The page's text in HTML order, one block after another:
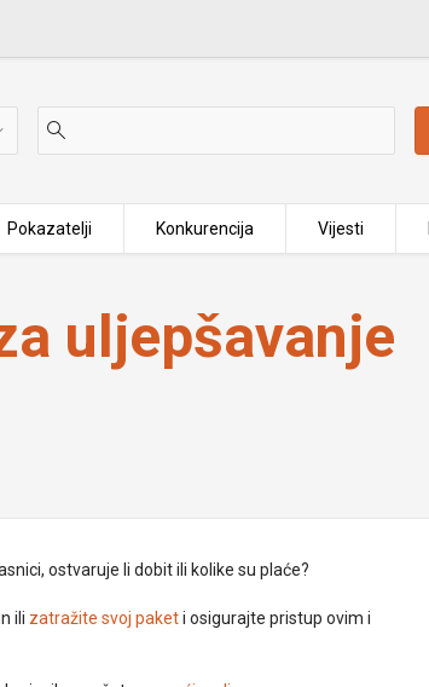
Pokazatelji Konkurencija Vijesti
Jurilj
uljepšavanje
ostvaruje li dobit ili kolike su plaće?
ili zatražite svoj paketi osigurajte pristup ovim i